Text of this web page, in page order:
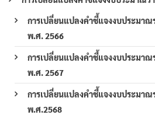
การเปลี่ยนแปลงคำชี้แจงงบประมา
พ.ศ. 2566
การเปลี่ยนแปลงคำชี้แจงงบประมา
พ.ศ. 2567
การเปลี่ยนแปลงคำชี้แจงงบประมา
พ.ศ.2568